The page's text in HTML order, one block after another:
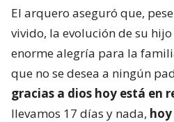
El arquero aseguró que,
vivido, la evolución de su
enorme alegría para la
que no se desea a ningún
gracias a dios hoy está en
llevamos 17 días y nada,